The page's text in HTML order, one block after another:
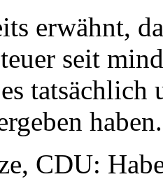
erwähnt,
seit
tatsächlich
CDU: